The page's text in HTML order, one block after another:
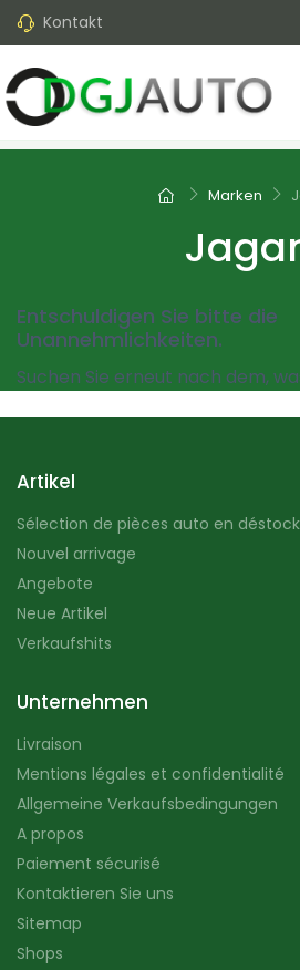
Kontakt
Marken
Entschuldigen Sie bitte die
Unannehmlichkeiten.
Suchen Sie erneut nach dem,
Artikel
Sélection de pièces auto en
Nouvel arrivage
Angebote
Neue Artikel
Verkaufshits
Unternehmen
Livraison
Mentions légales et confidentialité
Allgemeine Verkaufsbedingungen
A propos
Paiement sécurisé
Kontaktieren Sie uns
Sitemap
Shops